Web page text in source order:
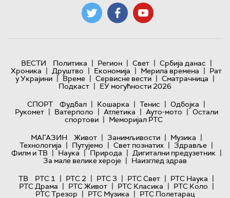
ВЕСТИ Политика | Регион | Свет | Србија данас |
Хроника | Друштво | Економија | Мерила времена | Рат
у Украјини | Време | Сервисне вести | Сматрачница |
Подкаст | ЕУ могућности 2026
СПОРТ
Фудбал | Кошарка | Тенис | Одбојка |
Рукомет | Ватерполо | Атлетика | Ауто-мото | Остали
спортови | Меморијал РТС
МАГАЗИН
Живот | Занимљивости | Музика |
Технологијa | Путујемо | Свет познатих | Здравље |
Филм и ТВ | Наука | Природа | Дигитални предузетник |
За мале велике хероје | Наизглед здрав
ТВ
РТС 1 | РТС 2 | РТС 3 | РТС Свет | РТС Наука |
РТС Драма | РТС Живот | РТС Класика | РТС Коло |
РТС Трезор | РТС Музика | РТС Полетарац